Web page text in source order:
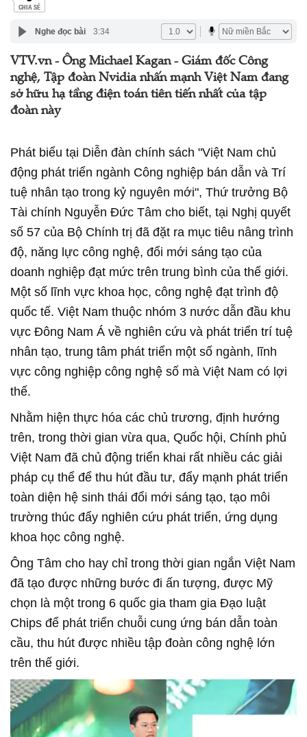
CHIA SẺ
Nghe đọc bài 3:34
VTV.vn - Ông Michael Kagan - Giám đốc Công
nghệ, Tập đoàn Nvidia nhấn mạnh Việt Nam đang
sở hữu hạ tầng điện toán tiên tiến nhất của tập
đoàn này
Phát biểu tại Diễn đàn chính sách "Việt Nam chủ
động phát triển ngành Công nghiệp bán dẫn và Trí
tuệ nhân tạo trong kỷ nguyên mới", Thứ trưởng Bộ
Tài chính Nguyễn Đức Tâm cho biết, tại Nghị quyết
số 57 của Bộ Chính trị đã đặt ra mục tiêu nâng trình
độ, năng lực công nghệ, đổi mới sáng tạo của
doanh nghiệp đạt mức trên trung bình của thế giới.
Một số lĩnh vực khoa học, công nghệ đạt trình độ
quốc tế. Việt Nam thuộc nhóm 3 nước dẫn đầu khu
vực Đông Nam Á về nghiên cứu và phát triển trí tuệ
nhân tạo, trung tâm phát triển một số ngành, lĩnh
vực công nghiệp công nghệ số mà Việt Nam có lợi
thế.
Nhằm hiện thực hóa các chủ trương, định hướng
trên, trong thời gian vừa qua, Quốc hội, Chính phủ
Việt Nam đã chủ động triển khai rất nhiều các giải
pháp cụ thể để thu hút đầu tư, đẩy mạnh phát triển
toàn diện hệ sinh thái đổi mới sáng tạo, tạo môi
trường thúc đẩy nghiên cứu phát triển, ứng dụng
khoa học công nghệ.
Ông Tâm cho hay chỉ trong thời gian ngắn Việt Nam
đã tạo được những bước đi ấn tượng, được Mỹ
chọn là một trong 6 quốc gia tham gia Đạo luật
Chips để phát triển chuỗi cung ứng bán dẫn toàn
cầu, thu hút được nhiều tập đoàn công nghệ lớn
trên thế giới.